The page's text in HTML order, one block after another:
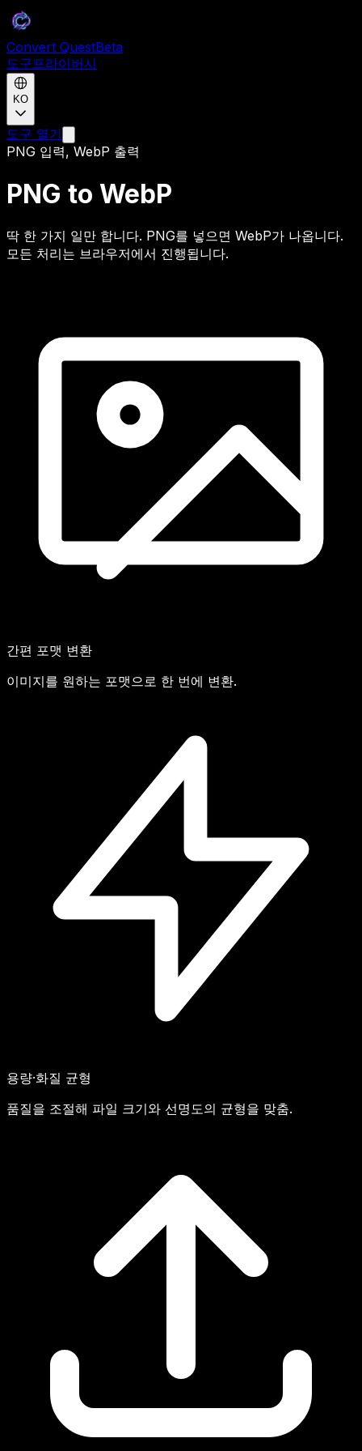
Convert QuestBeta
도구프라이버시
KO
도구 열기
PNG 입력, WebP 출력
PNG to WebP
딱 한 가지 일만 합니다. PNG를 넣으면 WebP가 나옵니다.
모든 처리는 브라우저에서 진행됩니다.
간편 포맷 변환
이미지를 원하는 포맷으로 한 번에 변환.
용량·화질 균형
품질을 조절해 파일 크기와 선명도의 균형을 맞춤.